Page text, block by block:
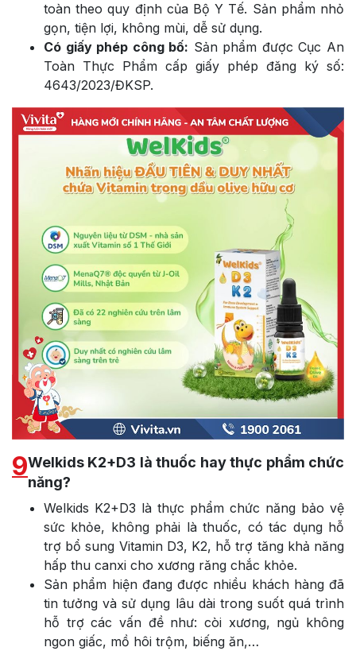
toàn theo quy định của Bộ Y Tế. Sản phẩm nhỏ
gọn, tiện lợi, không mùi, dễ sử dụng.
Có giấy phép công bố: Sản phẩm được Cục An
Toàn Thực Phẩm cấp giấy phép đăng ký số:
4643/2023/ĐKSP.
9Welkids K2+D3 là thuốc hay thực phẩm chức
năng?
Welkids K2+D3 là thực phẩm chức năng bảo vệ
sức khỏe, không phải là thuốc, có tác dụng hỗ
trợ bổ sung Vitamin D3, K2, hỗ trợ tăng khả năng
hấp thu canxi cho xương răng chắc khỏe.
Sản phẩm hiện đang được nhiều khách hàng đã
tin tưởng và sử dụng lâu dài trong suốt quá trình
hỗ trợ các vấn đề như: còi xương, ngủ không
ngon giấc, mồ hôi trộm, biếng ăn,…